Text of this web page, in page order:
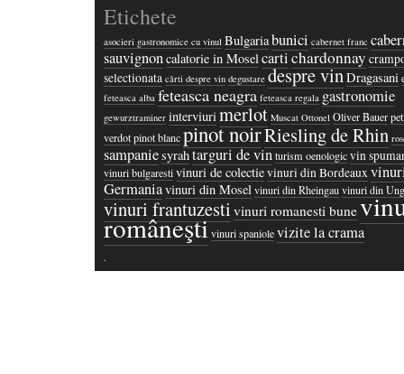
Etichete
asocieri gastronomice cu vinul Bulgariabunici cabernet franc
sauvignoncalatorie in Mosel cartichardonnay
selectionata cărti despre vin degustare despre vinDragasani
feteasca alba feteasca neagra feteasca regala gastronomie
gewurztraminer interviuri merlot Muscat Ottonel Oliver Bauer
verdotpinot blancpinot noirRiesling de Rhin
sampaniesyrahtarguri de vinturism oenologicvin
vinuri bulgarestivinuri de colectievinuri din Bordeaux
Germaniavinuri din Mosel vinuri din Rheingauvinuri din
vinuri frantuzesti vinuri romanesti bune
româneştivinuri spaniolevizite la crama
·